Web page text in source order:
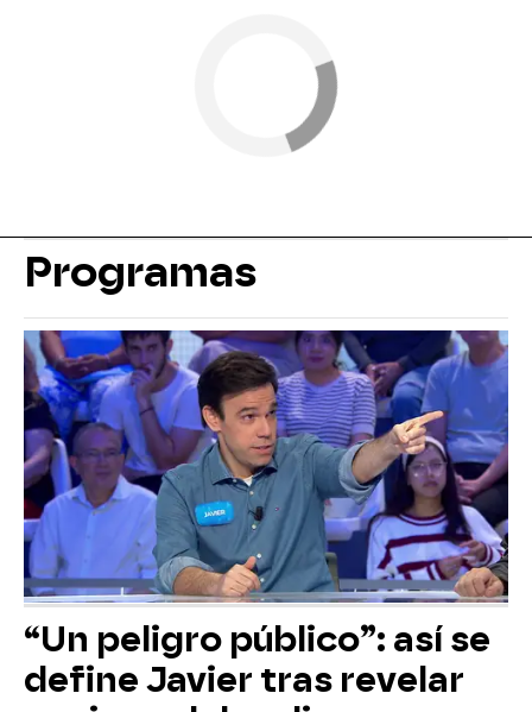
Programas
“Un peligro público”: así se
define Javier tras revelar